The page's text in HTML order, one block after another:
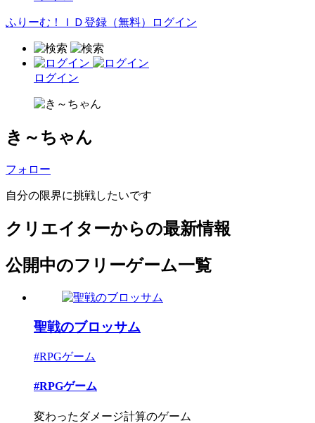
ふりーむ！ＩＤ登録（無料） ログイン
ログイン
き～ちゃん
フォロー
自分の限界に挑戦したいです
クリエイターからの最新情報
公開中のフリーゲーム一覧
聖戦のブロッサム
#RPGゲーム
#RPGゲーム
変わったダメージ計算のゲーム